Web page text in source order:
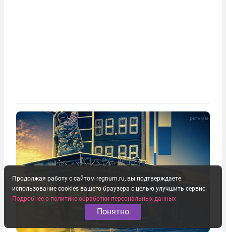
Продолжая работу с сайтом regnum.ru, вы подтверждаете
использование cookies вашего браузера с целью улучшить сервис.
Подробнее о политике обработки персональных данных
Понятно